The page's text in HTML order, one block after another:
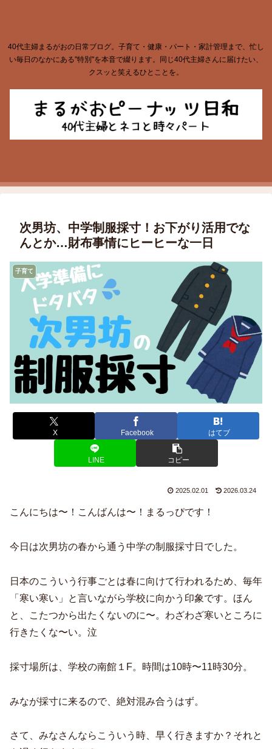
40代主婦まるがおの日常ブログ。子育て・健康・パート・家計管理まで、忙し
い毎日のなかにある"特別"を本音で綴ります。同じ40代主婦さんに届けたい、
クスッと笑えるひとことを。
次男坊、中学制服採寸！お下がり活用でな
んとか…財布事情にヒーヒーな一日
子育て
X Facebook はてブ
LINE コピー
2025.02.01 2026.03.24
こんにちは〜！こんばんは〜！まるっぴです！
今日は次男坊の春から通う中学の制服採寸日でした。
日本のこういう行事ごとは春に向けて行われるため、毎年
「寒い寒い」と言いながら学校に向かう印象です。ほん
と、こたつから出たくないのに〜。わざわざ寒いところに
行きたくな〜い。泣
採寸場所は、学校の南館１F。時間は10時〜11時30分。
みなが採寸に来るので、絶対混み合うはず。
さて、みなさんならこういう時、早く行きますか？それと